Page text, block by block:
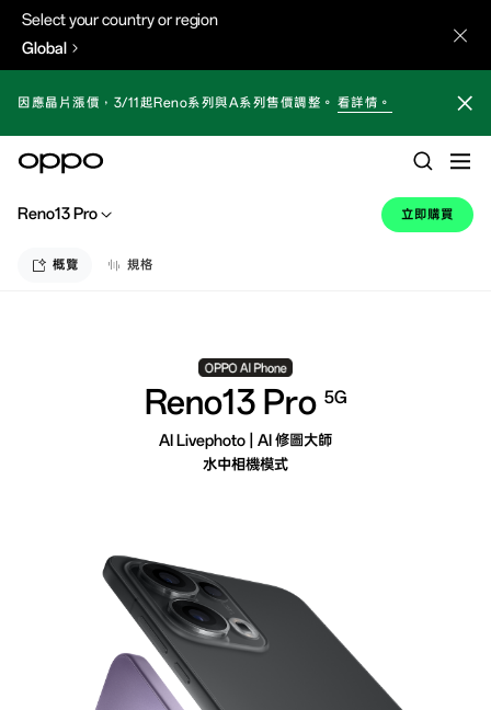
Select your country or region
Global
因應晶片漲價，3/11起Reno系列與A系列售價調整。 看詳情。
Reno13 Pro 立即購買
概覽 規格
Reno13 Pro 5G
AI Livephoto | AI 修圖大師
水中相機模式